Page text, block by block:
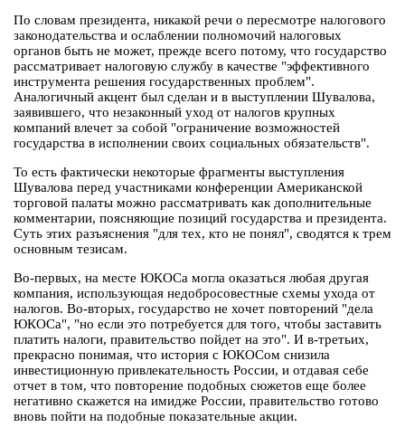
По словам президента, никакой речи о пересмотре налогового
законодательства и ослаблении полномочий налоговых
органов быть не может, прежде всего потому, что государство
рассматривает налоговую службу в качестве "эффективного
инструмента решения государственных проблем".
Аналогичный акцент был сделан и в выступлении Шувалова,
заявившего, что незаконный уход от налогов крупных
компаний влечет за собой "ограничение возможностей
государства в исполнении своих социальных обязательств".
То есть фактически некоторые фрагменты выступления
Шувалова перед участниками конференции Американской
торговой палаты можно рассматривать как дополнительные
комментарии, поясняющие позиций государства и президента.
Суть этих разъяснения "для тех, кто не понял", сводятся к трем
основным тезисам.
Во-первых, на месте ЮКОСа могла оказаться любая другая
компания, использующая недобросовестные схемы ухода от
налогов. Во-вторых, государство не хочет повторений "дела
ЮКОСа", "но если это потребуется для того, чтобы заставить
платить налоги, правительство пойдет на это". И в-третьих,
прекрасно понимая, что история с ЮКОСом снизила
инвестиционную привлекательность России, и отдавая себе
отчет в том, что повторение подобных сюжетов еще более
негативно скажется на имидже России, правительство готово
вновь пойти на подобные показательные акции.